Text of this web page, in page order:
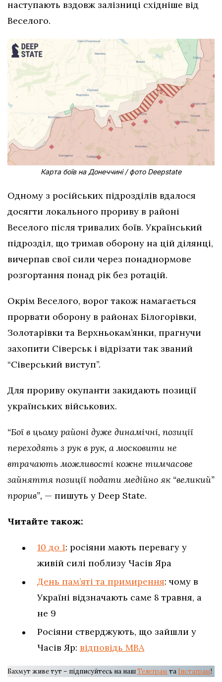
наступають вздовж залізниці східніше від
Веселого.
Карта боїв на Донеччині / фото Deepstate
Одному з російських підрозділів вдалося
досягти локального прориву в районі
Веселого після тривалих боїв. Український
підрозділ, що тримав оборону на цій ділянці,
вичерпав свої сили через понаднормове
розгортання понад рік без ротацій.
Окрім Веселого, ворог також намагається
прорвати оборону в районах Білогорівки,
Золотарівки та Верхньокам’янки, прагнучи
захопити Сіверськ і відрізати так званий
“Сіверський виступ”.
Для прориву окупанти закидають позиції
українських військових.
“Бої в цьому районі дуже динамічні, позиції
переходять з рук в рук, а московити не
втрачають можливості кожне тимчасове
зайняття позиції подати медійно як “великий”
прорив”, — пишуть у Deep State.
Читайте також:
10 до 1: росіяни мають перевагу у
живій силі поблизу Часів Яра
День пам’яті та примирення: чому в
Україні відзначають саме 8 травня, а
не 9
Росіяни стверджують, що зайшли у
Часів Яр: відповідь МВА
Бахмут живе тут – підписуйтесь на нашТелеграм та Інстаграм!